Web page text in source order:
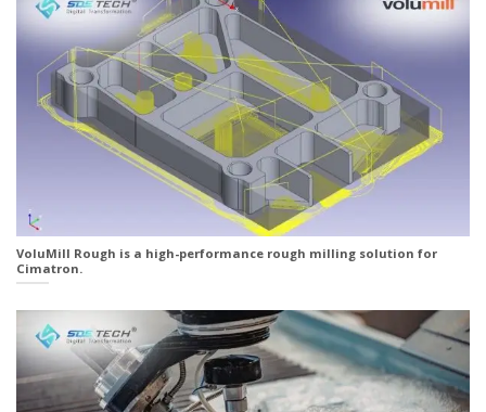
VoluMill Rough is a high-performance rough milling solution for
Cimatron.